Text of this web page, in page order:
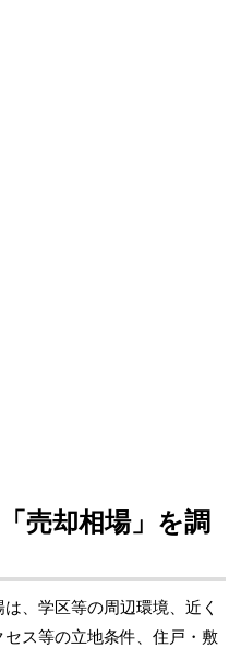
売却相場」を調
、学区等の周辺環境、近く
ス等の立地条件、住戸・敷